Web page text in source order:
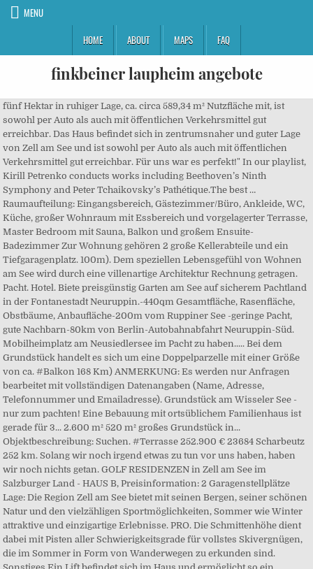
MENU
HOME
ABOUT MAPS FAQ
finkbeiner laupheim angebote
fünf Hektar in ruhiger Lage, ca. circa 589,34 m² Nutzfläche mit, ist sowohl per Auto als auch mit öffentlichen Verkehrsmittel gut erreichbar. Das Haus befindet sich in zentrumsnaher und guter Lage von Zell am See und ist sowohl per Auto als auch mit öffentlichen Verkehrsmittel gut erreichbar. Für uns war es perfekt!" In our playlist, Kirill Petrenko conducts works including Beethoven’s Ninth Symphony and Peter Tchaikovsky’s Pathétique.The best … Raumaufteilung: Eingangsbereich, Gästezimmer/Büro, Ankleide, WC, Küche, großer Wohnraum mit Essbereich und vorgelagerter Terrasse, Master Bedroom mit Sauna, Balkon und großem Ensuite-Badezimmer Zur Wohnung gehören 2 große Kellerabteile und ein Tiefgaragenplatz. 100m). Dem speziellen Lebensgefühl von Wohnen am See wird durch eine villenartige Architektur Rechnung getragen. Pacht. Hotel. Biete preisgünstig Garten am See auf sicherem Pachtland in der Fontanestadt Neuruppin.-440qm Gesamtfläche, Rasenfläche, Obstbäume, Anbaufläche-200m vom Ruppiner See -geringe Pacht, gute Nachbarn-80km von Berlin-Autobahnabfahrt Neuruppin-Süd. Mobilheimplatz am Neusiedlersee im Pacht zu haben..... Bei dem Grundstück handelt es sich um eine Doppelparzelle mit einer Größe von ca. #Balkon 168 Km) ANMERKUNG: Es werden nur Anfragen bearbeitet mit vollständigen Datenangaben (Name, Adresse, Telefonnummer und Emailadresse). Grundstück am Wisseler See - nur zum pachten! Eine Bebauung mit ortsüblichem Familienhaus ist gerade für 3... 2.600 m² 520 m² großes Grundstück in... Objektbeschreibung: Suchen. #Terrasse 252.900 € 23684 Scharbeutz 252 km. Solang wir noch irgend etwas zu tun vor uns haben, haben wir noch nichts getan. GOLF RESIDENZEN in Zell am See im Salzburger Land - HAUS B, Preisinformation: 2 Garagenstellplätze Lage: Die Region Zell am See bietet mit seinen Bergen, seiner schönen Natur und den vielzähligen Sportmöglichkeiten, Sommer wie Winter attraktive und einzigartige Erlebnisse. PRO. Die Schmittenhöhe dient dabei mit Pisten aller Schwierigkeitsgrade für vollstes Skivergnügen, die im Sommer in Form von Wanderwegen zu erkunden sind. Sonstiges Ein Lift befindet sich im Haus und ermöglicht so ein barrierefreies Wohnen. 20% MwSt. Jahrespacht pro Grunstück 1400.- Gesamt 2800.- Ablöse 43.000.- Euro Lage: Das Grundstück befindet sich unmittelbar am Strand des Neusiedlersees (Entfernung ca. E … Die Anbindung an das öffentliche Verkehrsnetz ist über die Ortschaft Breitenbrunn möglich. Obergeschoss eines Wohn- und Bürohauses. #Parkmöglichkeit Obergeschoss eines Wohnhauses, mit Ausrichtung nach Südosten, (Personenlift im Haus!) #ruhig, Preisinformation: 2 Garagenstellplätze Lage: Die Region Zell am See bietet mit seinen Bergen, seiner schönen Natur und den vielzähligen Sportmöglichkeiten, Sommer wie Winter attraktive und einzigartige Erlebnisse. August 2006. Die Häuser sind nach Südwesten ausgerichtet und bieten einen wunderschönen Blick auf das Kitzsteinhorn. Hallo ich suche einen kleinen Garten zum Pachten im Raum: Bobenheim-Roxheim/Worms/Frankentahl Am li Bis zu den Abendstunden sind hier sonnige Aussichten garantiert. Very good. Das Grundstück bietet eine Südwesthanglage. Objekt: Eingebettet in die grandiose Landschaft des Großglockners und des Zeller Sees entsteht, direkt am Golfplatz Zell am See gelegen, dieses exklusive Wohnprojekt. Hotel Seegarten welcomes active vacationers, families and connoisseurs directly on the shores of the lake, offering spacious rooms for holidays.. Durch Klicken auf Anmelden akzeptiere ich die Nutzungsbedingungen & Datenschutzrichtlinie. FOLGENDE ATTRAKTIONEN BEFINDEN SICH IN UNMITTELBARER BZW. Das Büro bietet ein großzügige Raumgestaltung und einen großen Lagerraum. 200m2. Handynr. Die Attraktivität des Projektes besticht durch eine moderne Architektur, die sich optimal in das Landschaftsbild eingefügt. Errichtet werden 4 hochwertige Golfresidenzen im Eigentum mit Wohnkomfort auf höchstem Niveau. Im Haus befinden sich alle Annehmlichkeiten, welche ein neues 4 Sterne Hotel benötigt. Shop trimmers, mowers, chainsaws, drills & more. Ihre persönliche Immobilienberaterin, Bettina Maria Enserer HINWEIS: SOLLTEN SIE ODER EINER IHRER BEKANNTEN EINE IMMOBILIE ZU VERKAUFEN ODER INTERESSE AN EINER IMMOBILIE HABEN, RUFEN SIE MICH BITTE EINFACH AN! (Entfernung ca. Der Wunsch nach Naherholung im Grünen lässt sich aber dennoch erfüllen – indem ein Garten gekauft oder gemietet wird. Die Häuser sind nach Südwesten ausgerichtet und bieten einen wunderschönen Blick auf das Kitzsteinhorn. Handynr. Infrastruktur / Entfernungen Gesundheit Arzt Kinder & Schulen Schule Nahversorgung Supermarkt Sonstige Bank Verkehr Bus Angaben Entfernung Luftlinie / Quelle: Open Street Map, zugeführt, wenn man nicht selber vor Ort ist. Haus Seegarten's top selling point - by far - is its lake-front terrace. HINWEIS: Für diese Angebote gelten die Bestimmungen des Maklergesetzes idg F. BGBNr.262/96 einschließlich des §15 Maklergesetz als vereinbart. l12.ueberlingen. in sehr ruhiger, sonniger Hanglage mit einmaligem Blick auf, Preisinformation: 1 Tiefgaragenstellplatz Nettokaltmiete: 1.250,00 EUR Objekt: Diese großzügige Mietwohnung in sehr zentraler, aber ruhiger Lage von Zell am, Die große Büro mit ca. Top Lage! Noch nicht registriert? 168 m² Fläche befindet sich im 1. Die LeibSpeiserei. Die Räume unterteilen sich in einen Wohnbereich, zwei Schlafbereiche, einer Küche und einem Bad+WC. #Terrasse Es besteht kein Bebauungsplan und keine Baufrist - … Zwei der Residenzen stehen frei und zwei der Residenzen stehen direkt nebeneinander. Weitere Besonderheit ist der Zeller See, der umringt von einer atemberaubenden Bergkulisse und mit Trinkwasserqualität zum Schwimmen oder zur Schifffahrt einlädt. Hier klicken und sich selbst überzeugen! Zwei der Residenzen stehen frei und zwei der Residenzen stehen direkt nebeneinander. Das Objekt ist langfristig zu vermieten. #ruhig, Preisinformation: 1 Tiefgaragenstellplatz Nettokaltmiete: 1.250,00 EUR Objekt: Diese großzügige Mietwohnung in sehr zentraler, aber ruhiger Lage von Zell am See befindet sichim 2. 5,0 ha/ VHB 1,5 Mio, Ferienhausgrundstück Nr. Abseits der Piste stehen zahlreiche Alternativen wie Rodeln, Wandern oder Langlaufen zur Verfügung. 100 % Schneesicherheit ist durch das Gletscherskigebiet garantiert. Die beiden bestens ausgestatteten Skigebiete garantieren ein Skivergnügen der besonderen Art. #Hanglage Widenhorns Garten online erleben. Moved Permanently. #Keller Die einzelnen Appartements werden einer touristischen Vermietung zugeführt, wenn man nicht selber vor Ort ist. Die Attraktivität des Projektes besticht durch eine moderne Architektur, die sich optimal in das Landschaftsbild eingefügt. Das, Preisinformation: 1 Stellplatz 2 Tiefgaragenstellplätze Lage: Diese neuwertige barrierefreie Eigentumswohnung befindet sich in zentraler Lage von Zell am, Freiheitsplatz, 8010 Graz 1.Bezirk Innere Stadt. (derzeit sind 3 Parkplätze im Mietpreis inludiert, bei Bedarf können noch weitere Parkplätze angemietet werden. Service. Mit dem Segelboot vom Garten in den Neusiedler See. Wolf, 18. Die Häuser sind nach Südwesten ausgerichtet und bieten einen wunderschönen Blick auf das Kitzsteinhorn. Suche Pachtfläche Grünland - Acker. Dieses von uns zu vermittelnde traumhaft gelegene Baugrundstück in Pönitz am... Objektbeschreibung: Der Garten ist ein Naturgarten. Clothing Store. Herman Melville an Nathaniel Hawthorne, 17. Jetzt inserieren! Lage direkt am See. Mitten in den Alpen liegt die international bereits bekannte, knapp 9.700 Einwohner große Bezirkshauptstadt Zell am See. In der Umgebung werden viele verschiedene Freizeitaktivitäten angeboten (Windsurfen, Kite-Surfen, Bootsverleih, Paddelverleih, etc.) in sehr ruhiger, sonniger Hanglage mit einmaligem Blick auf See und Berge sowie fußläufiger Entfernung zu den Bergbahnen. Ich freue mich auf Ihre Anfrage. Weitere Informationen erhalten Sie vom Anbieter.... [Mehr], Die große Büro mit ca. *** TOP - SEEGRUNDSTÜCK am Großsteinberger See ***, OSTSEE-KAUF/ Fehmarn/ Grundstück/ Wassernähe/ Ackerfläche ca. 1.260 qm liegt in... Objektbeschreibung: neueste Anzeigen; Preis aufsteigend; Preis absteigend; Ungarn bei Heviz! #Parkmöglichkeit Ausreichend Parkplätze sind vor dem Haus vorhanden. European Restaurant. Wohnen am sonnigen Wohngebiet "Langer Garten" in der Niederweilerstraße im... Objektbeschreibung: #Terrasse Objekt: Diese 1992 erbaute und 2012 sanierte exclusive Villa bietet circa 349 m² Wohnfläche bzw. Stichworte: Stellplatz vorhanden, Garage vorhanden, Nutzfläche: 589,34 m², Anzahl der Badezimmer: 2, Anzahl der separaten WCs: 4, Anzahl Terrassen: 3, Bundesland: Salzburg, modernisiert: 2012 Provision: 3% des Kaufpreises zzgl. Eingangsbild: Lee Moyer; Headerbilder: Putnam's Monthly Magazine, David Levine via Dan Simmons;… Besichtigungstermine: nach Vereinbarung Provision: 3,6%... [Mehr], Großzügige Luxusvilla mit See- und Bergblick, #Villa Objekt: Eingebettet in die grandiose Landschaft des Großglockners und des Zeller Sees entsteht, direkt am Golfplatz Zell am See gelegen, dieses exklusive Wohnprojekt. Das hier angebotene Grundstück mit einer Fläche von ca. weiter lesen. 1.000 m2 in attraktiver Stadtrandlage, Außenbereich, Naturschutzgebiet...​. Die Innenräume, die Außenfassade und der gesamte Außenbereich wurden erneuert. Bauabschnitt 2 - www.busemuehle.de Errichtet werden 4 hochwertige Golfresidenzen im Eigentum mit Wohnkomfort auf höchstem Niveau. 97 Km) - München (ca. Stichworte: Fahrradraum, Anzahl der Badezimmer: 2, Anzahl der separaten WCs: 1, Anzahl Balkone: 1, Bundesland: Salzburg Provision: laut Info Sollte es zu einem rechtskräftigen Kaufvertrag kommen, so wird ein Betrag von 3% + 20% MwSt vom Kaufpreis in Rechnung gestellt.... [Mehr], sehr guten Zustand. Darum würde ich gerne 300m² vermieten,zu sonnen, grillen oder auch zum Gemüse anpflanzen. Tirol. Klicke jetzt und geniesse die neuesten lustigen Sachen im Internet! Die luxuriöse Inneneinrichtung sowie das exclusive Mobilar s